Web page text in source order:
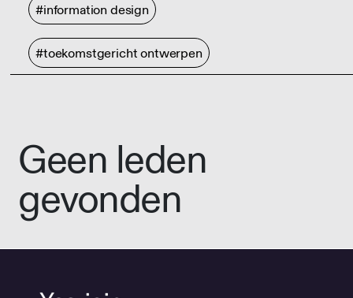
#information design
#toekomstgericht ontwerpen
Geen leden
gevonden